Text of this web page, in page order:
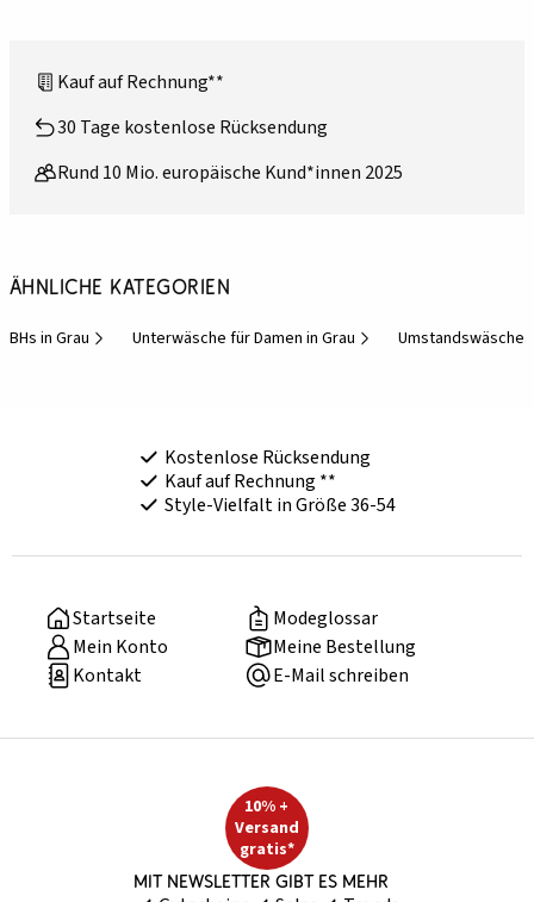
Kauf auf Rechnung**
30 Tage kostenlose Rücksendung
Rund 10 Mio. europäische Kund*innen 2025
Ähnliche Kategorien
BHs in Grau Unterwäsche für Damen in Grau Umstandswäsche
Kostenlose Rücksendung
Kauf auf Rechnung **
Style-Vielfalt in Größe 36-54
Startseite
Modeglossar
Mein Konto
Meine Bestellung
Kontakt
E-Mail schreiben
10% +
Versand
gratis*
Mit Newsletter gibt es mehr